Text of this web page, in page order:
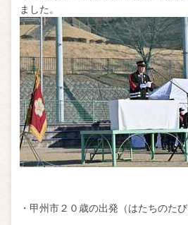
ました。
・甲州市２０歳の出発（はたちのたび